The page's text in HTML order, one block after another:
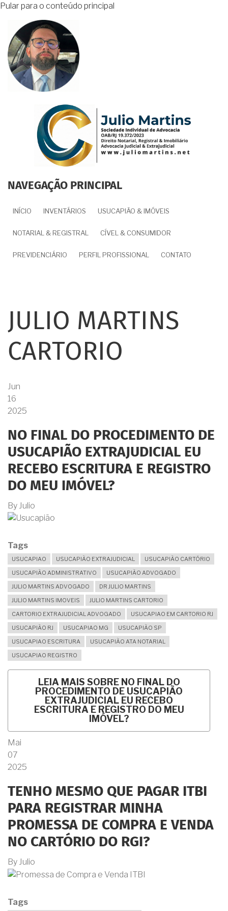
Pular para o conteúdo principal
NAVEGAÇÃO PRINCIPAL
INÍCIO INVENTÁRIOS USUCAPIÃO & IMÓVEIS
NOTARIAL & REGISTRAL CÍVEL & CONSUMIDOR
PREVIDENCIÁRIO PERFIL PROFISSIONAL CONTATO
JULIO MARTINS
CARTORIO
Jun
16
2025
NO FINAL DO PROCEDIMENTO DE
USUCAPIÃO EXTRAJUDICIAL EU
RECEBO ESCRITURA E REGISTRO
DO MEU IMÓVEL?
By Julio
Tags
USUCAPIAO USUCAPIÃO EXTRAJUDICIAL
USUCAPIÃO CARTÓRIO
USUCAPIÃO ADMINISTRATIVO
USUCAPIÃO ADVOGADO
JULIO MARTINS ADVOGADO
DR JULIO MARTINS
JULIO MARTINS IMOVEIS
JULIO MARTINS CARTORIO
CARTORIO EXTRAJUDICIAL ADVOGADO
USUCAPIAO EM CARTORIO RJ
USUCAPIÃO RJ
USUCAPIAO MG
USUCAPIÃO SP
USUCAPIAO ESCRITURA
USUCAPIÃO ATA NOTARIAL
USUCAPIAO REGISTRO
LEIA MAIS SOBRE NO FINAL DO
PROCEDIMENTO DE USUCAPIÃO
EXTRAJUDICIAL EU RECEBO
ESCRITURA E REGISTRO DO MEU
IMÓVEL?
Mai
07
2025
TENHO MESMO QUE PAGAR ITBI
PARA REGISTRAR MINHA
PROMESSA DE COMPRA E VENDA
NO CARTÓRIO DO RGI?
By Julio
Tags